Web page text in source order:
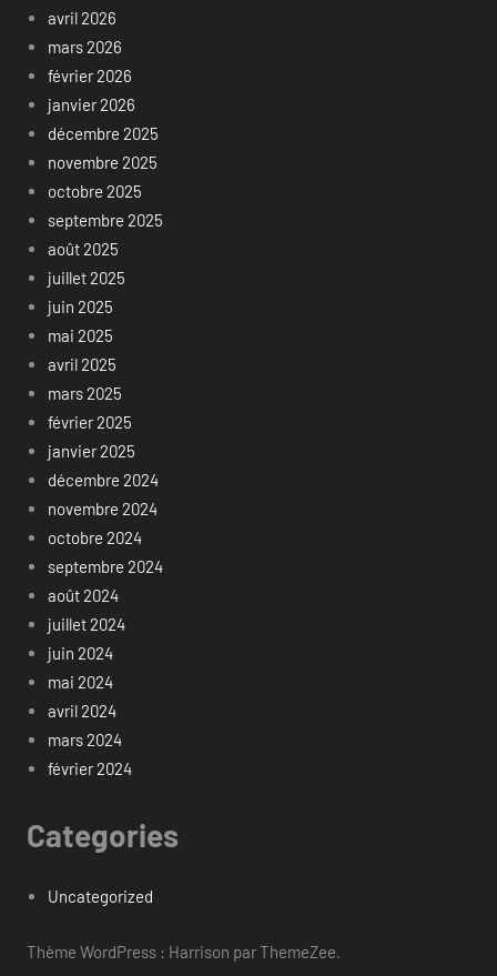
avril 2026
mars 2026
février 2026
janvier 2026
décembre 2025
novembre 2025
octobre 2025
septembre 2025
août 2025
juillet 2025
juin 2025
mai 2025
avril 2025
mars 2025
février 2025
janvier 2025
décembre 2024
novembre 2024
octobre 2024
septembre 2024
août 2024
juillet 2024
juin 2024
mai 2024
avril 2024
mars 2024
février 2024
Categories
Uncategorized
Thème WordPress : Harrison par ThemeZee.